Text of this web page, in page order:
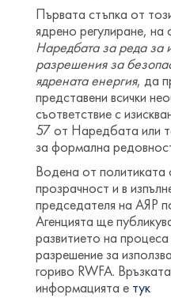
Първата стъпка от
ядрено регулиране, на
Наредбата за реда за
разрешения за
ядрената енергия, да
представени всички
съответствие с
57 от Наредбата или
за формална
Водена от политиката
прозрачност и в
председателя на АЯР
Агенцията ще
развитието на
разрешение за
гориво RWFA.
информацията е тук